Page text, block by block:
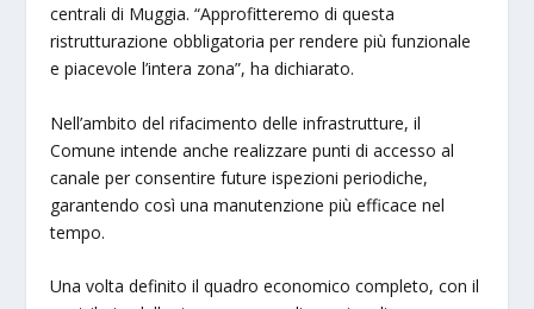
centrali di Muggia. “Approfitteremo di questa
ristrutturazione obbligatoria per rendere più funzionale
e piacevole l’intera zona”, ha dichiarato.
Nell’ambito del rifacimento delle infrastrutture, il
Comune intende anche realizzare punti di accesso al
canale per consentire future ispezioni periodiche,
garantendo così una manutenzione più efficace nel
tempo.
Una volta definito il quadro economico completo, con il